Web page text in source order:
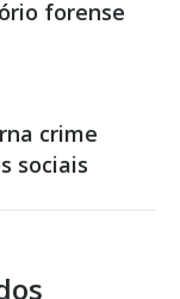
forense
crime
sociais